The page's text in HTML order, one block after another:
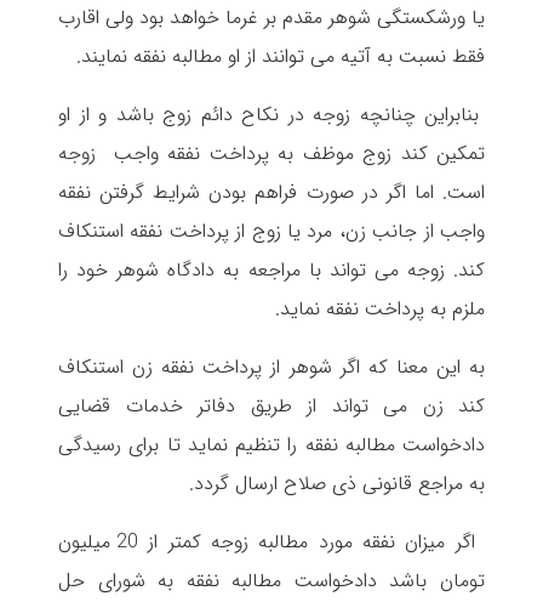
یا ورشکستگی شوهر مقدم بر غرما خواهد بود ولی اقارب
فقط نسبت به آتیه می توانند از او مطالبه نفقه نمایند.
بنابراین چنانچه زوجه در نکاح دائم زوج باشد و از او
تمکین کند زوج موظف به پرداخت نفقه واجب زوجه
است. اما اگر در صورت فراهم بودن شرایط گرفتن نفقه
واجب از جانب زن، مرد یا زوج از پرداخت نفقه استنکاف
کند. زوجه می تواند با مراجعه به دادگاه شوهر خود را
ملزم به پرداخت نفقه نماید.
به این معنا که اگر شوهر از پرداخت نفقه زن استنکاف
کند زن می تواند از طریق دفاتر خدمات قضایی
دادخواست مطالبه نفقه را تنظیم نماید تا برای رسیدگی
به مراجع قانونی ذی صلاح ارسال گردد.
اگر میزان نفقه مورد مطالبه زوجه کمتر از 20 میلیون
تومان باشد دادخواست مطالبه نفقه به شورای حل